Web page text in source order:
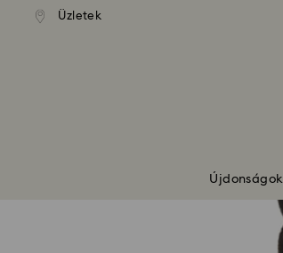
Hozzáférési-kulcs lista
Üzletek
kiszállítás 39 960 Ft
felett
Újdonságok